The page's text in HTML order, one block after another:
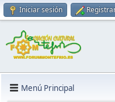
Iniciar sesión
Menú Principal